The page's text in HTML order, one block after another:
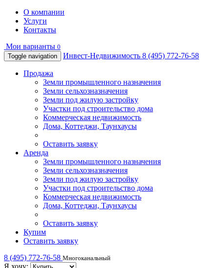
О компании
Услуги
Контакты
Мои варианты 0
Toggle navigation
Инвест-Недвижимость 8 (495) 772-76-58
Продажа
Земли промышленного назначения
Земли сельхозназначения
Земли под жилую застройку
Участки под строительство дома
Коммерческая недвижимость
Дома, Коттеджи, Таунхаусы
Оставить заявку
Аренда
Земли промышленного назначения
Земли сельхозназначения
Земли под жилую застройку
Участки под строительство дома
Коммерческая недвижимость
Дома, Коттеджи, Таунхаусы
Оставить заявку
Купим
Оставить заявку
8 (495) 772-76-58 Многоканальный
Я хочу: